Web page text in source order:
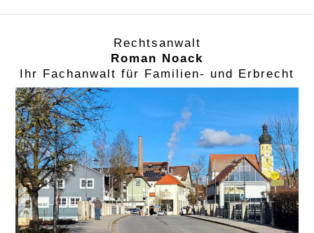
Rechtsanwalt
Roman Noack
Ihr Fachanwalt für Familien- und Erbrecht